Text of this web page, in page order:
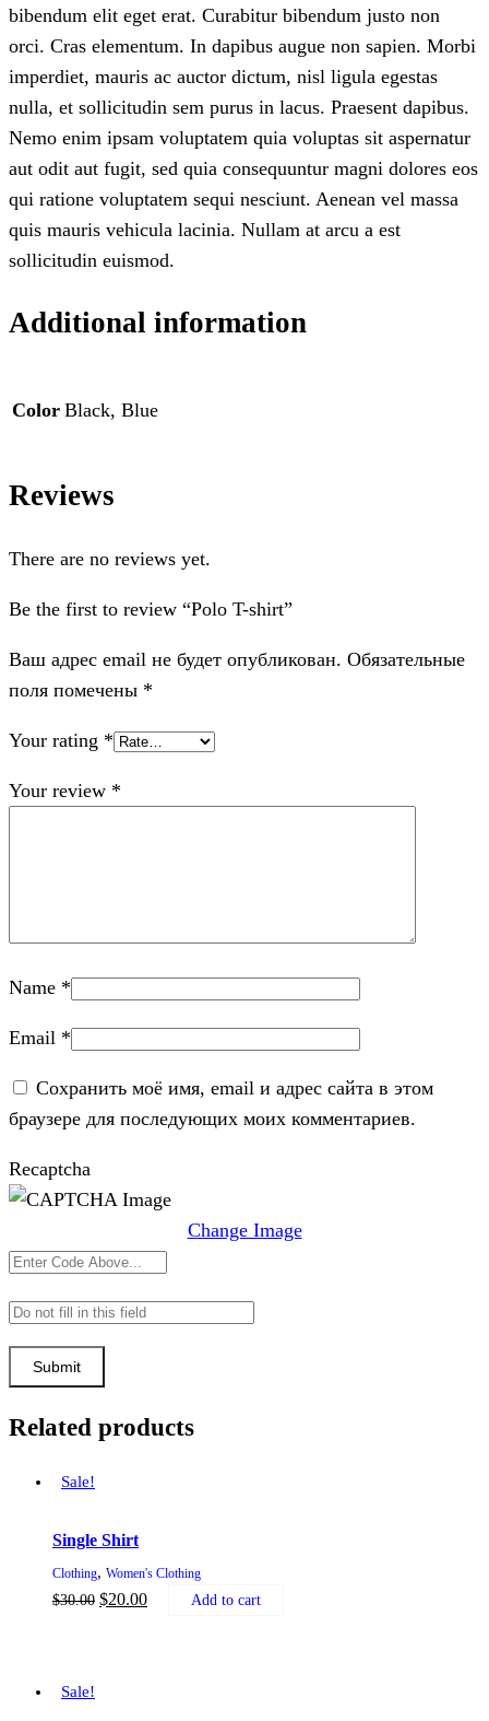
bibendum elit eget erat. Curabitur bibendum justo non
orci. Cras elementum. In dapibus augue non sapien. Morbi
imperdiet, mauris ac auctor dictum, nisl ligula egestas
nulla, et sollicitudin sem purus in lacus. Praesent dapibus.
Nemo enim ipsam voluptatem quia voluptas sit aspernatur
aut odit aut fugit, sed quia consequuntur magni dolores eos
qui ratione voluptatem sequi nesciunt. Aenean vel massa
quis mauris vehicula lacinia. Nullam at arcu a est
sollicitudin euismod.
Additional information
Color Black, Blue
Reviews
There are no reviews yet.
Be the first to review “Polo T-shirt”
Ваш адрес email не будет опубликован. Обязательные
поля помечены *
Your rating *
Your review *
Name *
Email *
Сохранить моё имя, email и адрес сайта в этом
браузере для последующих моих комментариев.
Recaptcha
Change Image
Related products
Sale!
Single Shirt
Clothing, Women's Clothing
$30.00 $20.00 Add to cart
Sale!